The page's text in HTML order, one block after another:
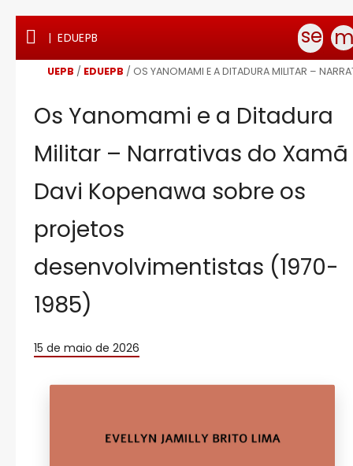
para
conteúdo
para
menu
para
busca
para
rodapé
 |EDUEPB
UEPB / EDUEPB / OS YANOMAMI E A DITADURA MILITAR –
Os Yanomami e a Ditadura
Militar – Narrativas do Xamã
Davi Kopenawa sobre os
projetos
desenvolvimentistas (1970-
1985)
15 de maio de 2026